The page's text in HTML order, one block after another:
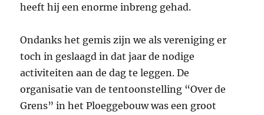
heeft hij een enorme inbreng gehad.
Ondanks het gemis zijn we als vereniging er
toch in geslaagd in dat jaar de nodige
activiteiten aan de dag te leggen. De
organisatie van de tentoonstelling “Over de
Grens” in het Ploeggebouw was een groot